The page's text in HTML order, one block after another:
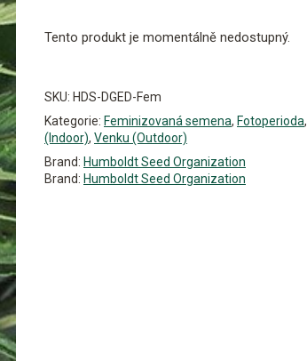
Tento produkt je momentálně nedostupný.
SKU: HDS-DGED-Fem
Kategorie: Feminizovaná semena, Fotoperioda,
(Indoor), Venku (Outdoor)
Brand: Humboldt Seed Organization
Brand: Humboldt Seed Organization